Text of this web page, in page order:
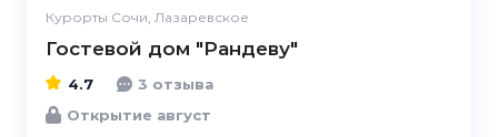
Курорты Сочи, Лазаревское
Гостевой дом "Рандеву"
4.7
3 отзыва
Открытие август